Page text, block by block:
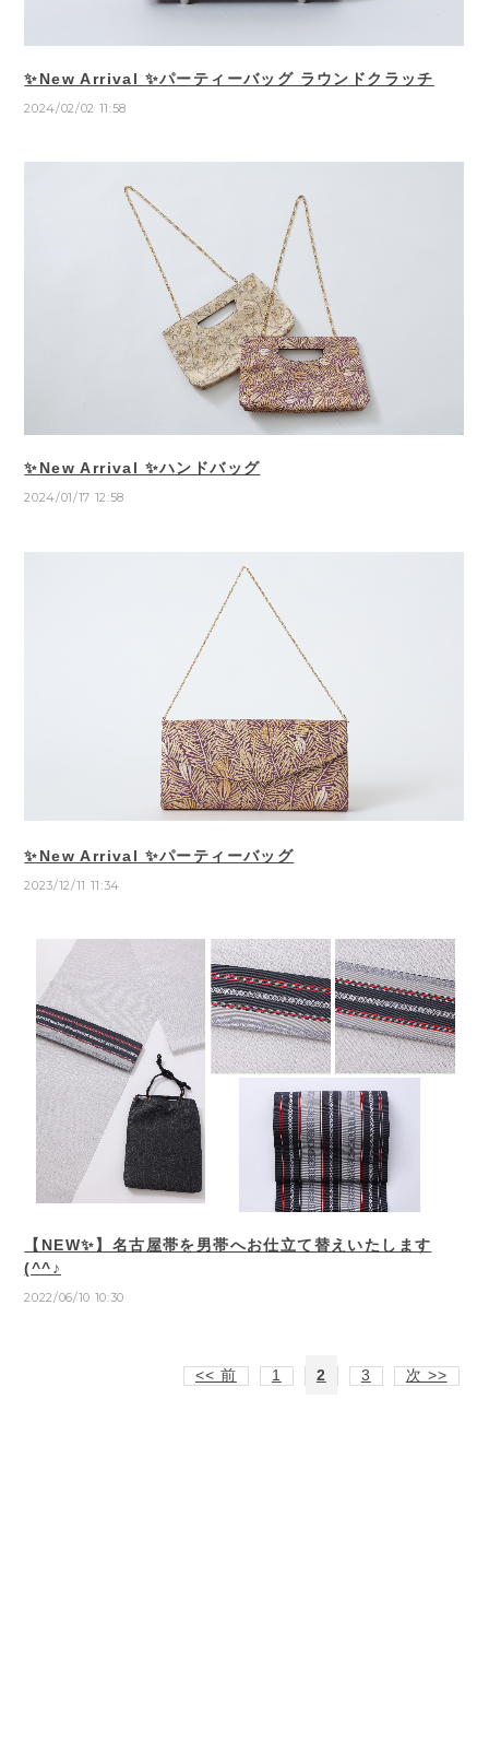
✨New Arrival ✨パーティーバッグ ラウンドクラッチ
2024/02/02 11:58
✨New Arrival ✨ハンドバッグ
2024/01/17 12:58
✨New Arrival ✨パーティーバッグ
2023/12/11 11:34
【NEW✨】名古屋帯を男帯へお仕立て替えいたします
(^^♪
2022/06/10 10:30
<< 前 1 2 3 次 >>